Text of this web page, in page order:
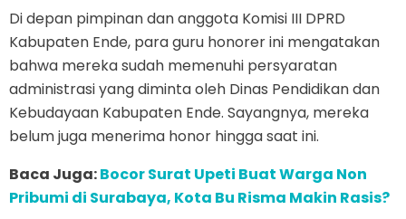
Di depan pimpinan dan anggota Komisi III DPRD
Kabupaten Ende, para guru honorer ini mengatakan
bahwa mereka sudah memenuhi persyaratan
administrasi yang diminta oleh Dinas Pendidikan dan
Kebudayaan Kabupaten Ende. Sayangnya, mereka
belum juga menerima honor hingga saat ini.
Baca Juga:Bocor Surat Upeti Buat Warga Non
Pribumi di Surabaya, Kota Bu Risma Makin Rasis?